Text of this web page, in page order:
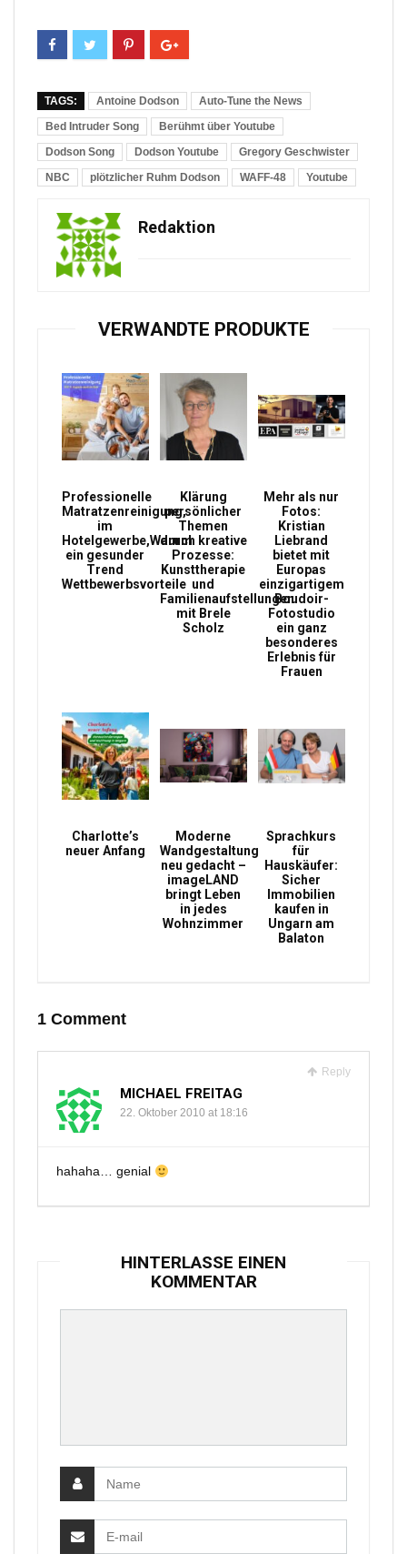
TAGS: Antoine Dodson
Auto-Tune the News
Bed Intruder Song
Berühmt über Youtube
Dodson Song
Dodson Youtube
Gregory Geschwister
NBC
plötzlicher Ruhm Dodson WAFF-48 Youtube
Redaktion
VERWANDTE PRODUKTE
Professionelle
Matratzenreinigung,
im
Hotelgewerbe,Warum
ein gesunder
Trend
Wettbewerbsvorteile
Klärung
persönlicher
Themen
durch kreative
Prozesse:
Kunsttherapie
und
Familienaufstellungen
mit Brele
Scholz
Mehr als nur
Fotos:
Kristian
Liebrand
bietet mit
Europas
einzigartigem
Boudoir-
Fotostudio
ein ganz
besonderes
Erlebnis für
Frauen
Charlotte’s
neuer Anfang
Moderne
Wandgestaltung
neu gedacht –
imageLAND
bringt Leben
in jedes
Wohnzimmer
Sprachkurs
für
Hauskäufer:
Sicher
Immobilien
kaufen in
Ungarn am
Balaton
1 Comment
Reply
MICHAEL FREITAG
22. Oktober 2010 at 18:16
hahaha… genial
HINTERLASSE EINEN
KOMMENTAR